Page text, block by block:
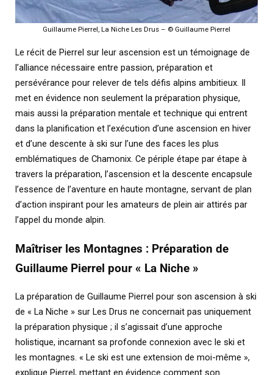
Guillaume Pierrel, La Niche Les Drus – © Guillaume Pierrel
Le récit de Pierrel sur leur ascension est un témoignage de
l’alliance nécessaire entre passion, préparation et
persévérance pour relever de tels défis alpins ambitieux. Il
met en évidence non seulement la préparation physique,
mais aussi la préparation mentale et technique qui entrent
dans la planification et l’exécution d’une ascension en hiver
et d’une descente à ski sur l’une des faces les plus
emblématiques de Chamonix. Ce périple étape par étape à
travers la préparation, l’ascension et la descente encapsule
l’essence de l’aventure en haute montagne, servant de plan
d’action inspirant pour les amateurs de plein air attirés par
l’appel du monde alpin.
Maîtriser les Montagnes : Préparation de
Guillaume Pierrel pour « La Niche »
La préparation de Guillaume Pierrel pour son ascension à ski
de « La Niche » sur Les Drus ne concernait pas uniquement
la préparation physique ; il s’agissait d’une approche
holistique, incarnant sa profonde connexion avec le ski et
les montagnes. « Le ski est une extension de moi-même »,
explique Pierrel, mettant en évidence comment son